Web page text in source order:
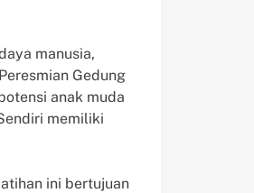
manusia,
Gedung
anak muda
memiliki
ini bertujuan